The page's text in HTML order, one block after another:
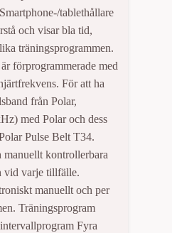
tablethållare
och visar bla tid,
träningsprogrammen.
förprogrammerade med
För att ha
från Polar,
med Polar och dess
Pulse Belt T34.
manuellt kontrollerbara
vid varje tillfälle.
manuellt och per
Träningsprogram
Fyra